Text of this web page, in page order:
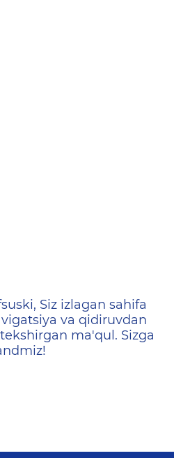
Siz izlagan sahifa
va qidiruvdan
ma'qul. Sizga